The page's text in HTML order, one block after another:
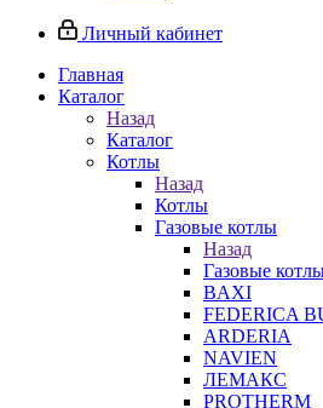
Личный кабинет
Главная
Каталог
Назад
Каталог
Котлы
Назад
Котлы
Газовые котлы
Назад
Газовые
BAXI
FEDERICA
ARDERIA
NAVIEN
ЛЕМАКС
PROTHERM